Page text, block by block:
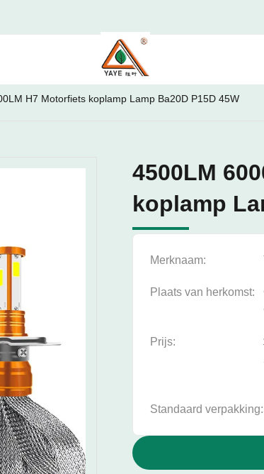
H7 Motorfiets koplamp Lamp Ba20D P15D 45W
4500LM
koplamp
Merknaam:
Plaats van herkomst:
Prijs:
Standaard verpakking: